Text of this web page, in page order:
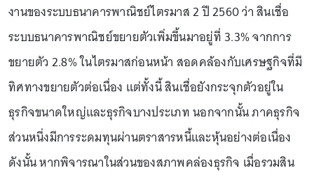
งานของระบบธนาคารพาณิชย์ไตรมาส 2 ปี 2560 ว่า สินเชื่อ
ระบบธนาคารพาณิชย์ขยายตัวเพิ่มขึ้นมาอยู่ที่ 3.3% จากการ
ขยายตัว 2.8% ในไตรมาสก่อนหน้า สอดคล้องกับเศรษฐกิจที่มี
ทิศทางขยายตัวต่อเนื่อง แต่ทั้งนี้ สินเชื่อยังกระจุกตัวอยู่ใน
ธุรกิจขนาดใหญ่และธุรกิจบางประเภท นอกจากนั้น ภาคธุรกิจ
ส่วนหนึ่งมีการระดมทุนผ่านตราสารหนี้และหุ้นอย่างต่อเนื่อง
ดังนั้น หากพิจารณาในส่วนของสภาพคล่องธุรกิจ เมื่อรวมสิน